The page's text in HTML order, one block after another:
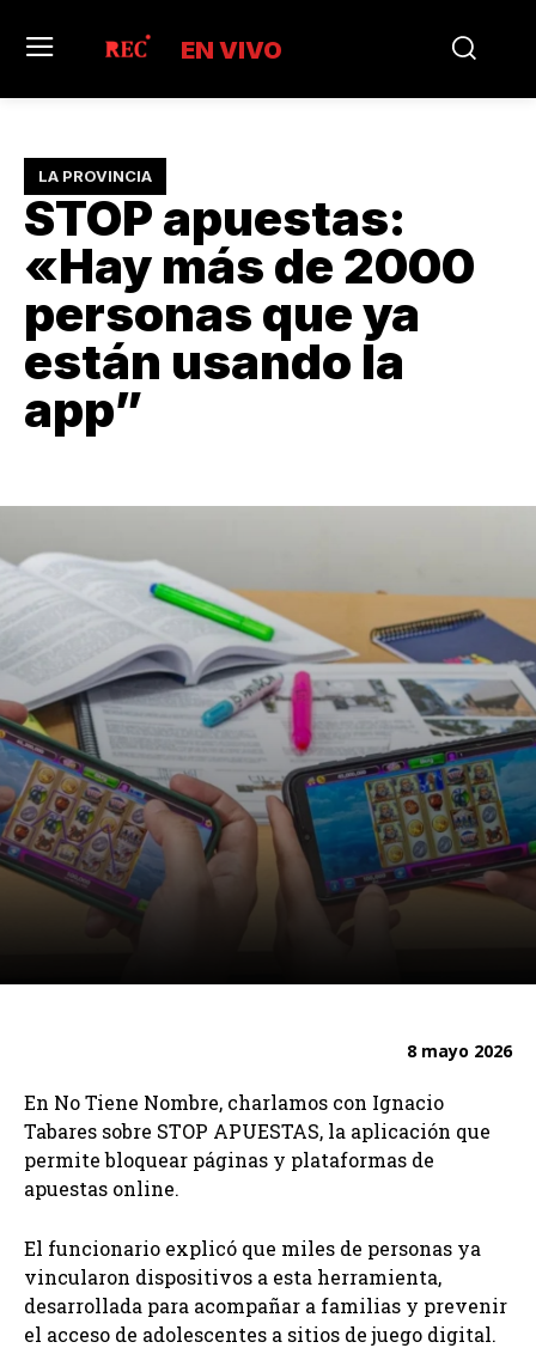
EN VIVO
LA PROVINCIA
STOP apuestas:
«Hay más de 2000
personas que ya
están usando la
app”
8 mayo 2026
En No Tiene Nombre, charlamos con Ignacio
Tabares sobre STOP APUESTAS, la aplicación que
permite bloquear páginas y plataformas de
apuestas online.
El funcionario explicó que miles de personas ya
vincularon dispositivos a esta herramienta,
desarrollada para acompañar a familias y prevenir
el acceso de adolescentes a sitios de juego digital.